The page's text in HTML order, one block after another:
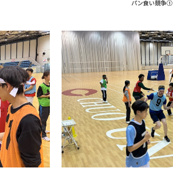
パン食い競争①